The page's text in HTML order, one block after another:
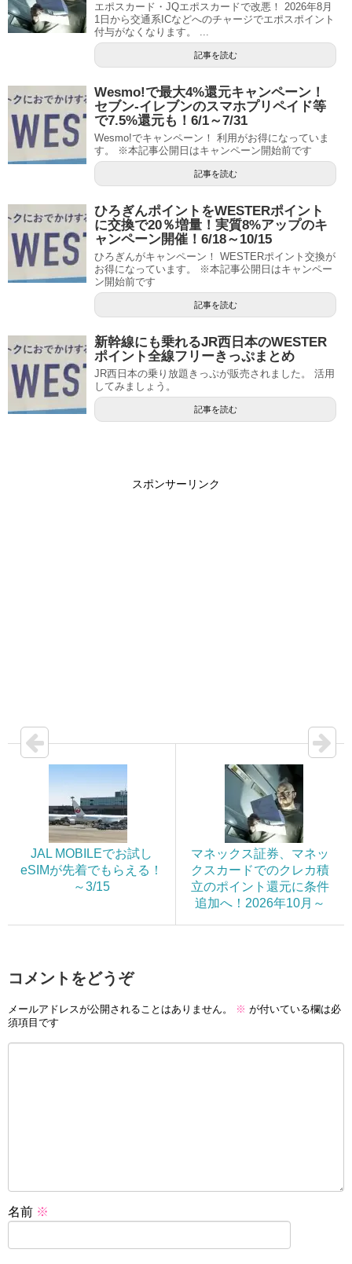
エポスカード・JQエポスカードで改悪！ 2026年8月
1日から交通系ICなどへのチャージでエポスポイント
付与がなくなります。 ...
記事を読む
Wesmo!で最大4%還元キャンペーン！
セブン-イレブンのスマホプリペイド等
で7.5%還元も！6/1～7/31
Wesmo!でキャンペーン！ 利用がお得になっていま
す。 ※本記事公開日はキャンペーン開始前です
記事を読む
ひろぎんポイントをWESTERポイント
に交換で20％増量！実質8%アップのキ
ャンペーン開催！6/18～10/15
ひろぎんがキャンペーン！ WESTERポイント交換が
お得になっています。 ※本記事公開日はキャンペー
ン開始前です
記事を読む
新幹線にも乗れるJR西日本のWESTER
ポイント全線フリーきっぷまとめ
JR西日本の乗り放題きっぷが販売されました。 活用
してみましょう。
記事を読む
スポンサーリンク
JAL MOBILEでお試し
eSIMが先着でもらえる！
～3/15
マネックス証券、マネッ
クスカードでのクレカ積
立のポイント還元に条件
追加へ！2026年10月～
コメントをどうぞ
メールアドレスが公開されることはありません。 ※ が付いている欄は必
須項目です
名前 ※